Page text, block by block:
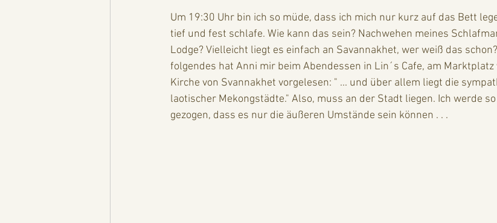
Um 19:30 Uhr bin ich so müde, dass ich mich nur kurz auf das Bett
tief und fest schlafe. Wie kann das sein? Nachwehen meines
Lodge? Vielleicht liegt es einfach an Savannakhet, wer weiß das
folgendes hat Anni mir beim Abendessen in Lin´s Cafe, am
Kirche von Svannakhet vorgelesen: " ... und über allem liegt die
laotischer Mekongstädte." Also, muss an der Stadt liegen. Ich werde
gezogen, dass es nur die äußeren Umstände sein können . . .